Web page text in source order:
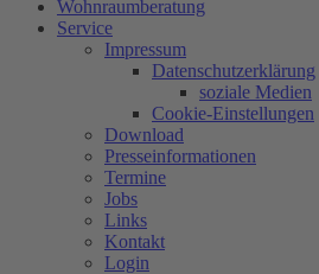
Wohnraumberatung
Service
Impressum
Datenschutzerklärung
soziale Medien
Cookie-Einstellungen
Download
Presseinformationen
Termine
Jobs
Links
Kontakt
Login